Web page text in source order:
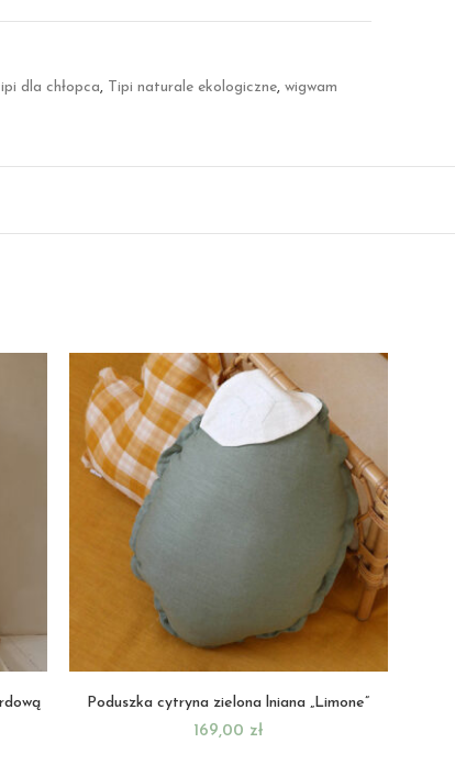
dla chłopca, Tipi naturale ekologiczne, wigwam
Poduszka cytryna zielona lniana „Limone”
169,00 zł